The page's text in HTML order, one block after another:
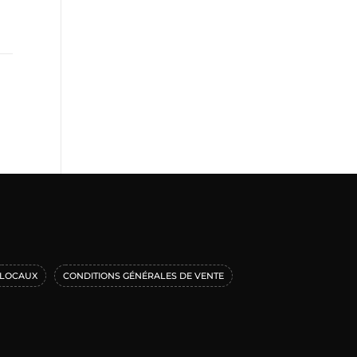
CONDITIONS GÉNÉRALES DE VENTE